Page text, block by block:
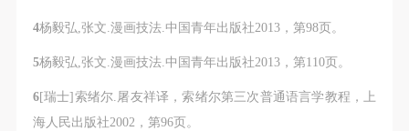
4杨毅弘,张文.漫画技法.中国青年出版社2013，第98页。
5杨毅弘,张文.漫画技法.中国青年出版社2013，第110页。
6[瑞士]索绪尔.屠友祥译，索绪尔第三次普通语言学教程，上
海人民出版社2002，第96页。